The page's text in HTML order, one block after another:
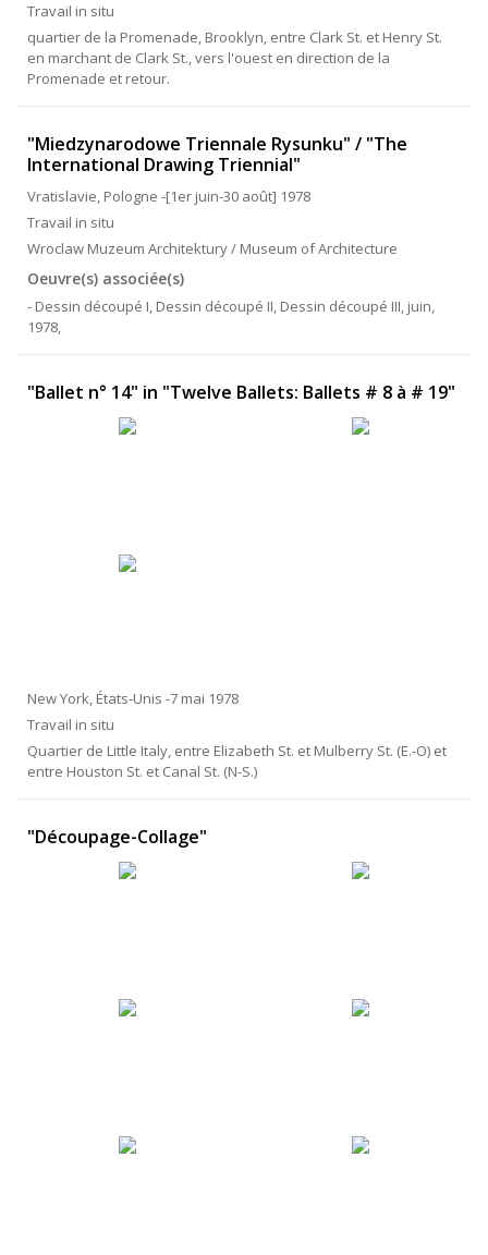
Travail in situ
quartier de la Promenade, Brooklyn, entre Clark St. et Henry St.
en marchant de Clark St., vers l'ouest en direction de la
Promenade et retour.
"Miedzynarodowe Triennale Rysunku" / "The
International Drawing Triennial"
Vratislavie, Pologne -[1er juin-30 août] 1978
Travail in situ
Wroclaw Muzeum Architektury / Museum of Architecture
Oeuvre(s) associée(s)
- Dessin découpé I, Dessin découpé II, Dessin découpé III, juin,
1978,
"Ballet n° 14" in "Twelve Ballets: Ballets # 8 à # 19"
New York, États-Unis -7 mai 1978
Travail in situ
Quartier de Little Italy, entre Elizabeth St. et Mulberry St. (E.-O) et
entre Houston St. et Canal St. (N-S.)
"Découpage-Collage"